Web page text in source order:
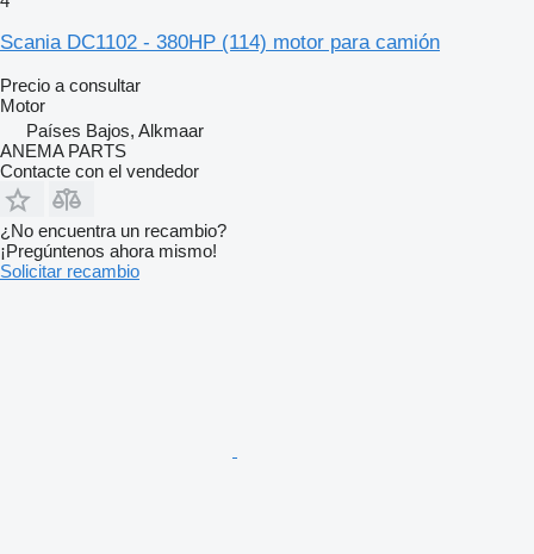
Scania DC1102 - 380HP (114) motor para camión
Precio a consultar
Motor
Países Bajos, Alkmaar
ANEMA PARTS
Contacte con el vendedor
¿No encuentra un recambio?
¡Pregúntenos ahora mismo!
Solicitar recambio